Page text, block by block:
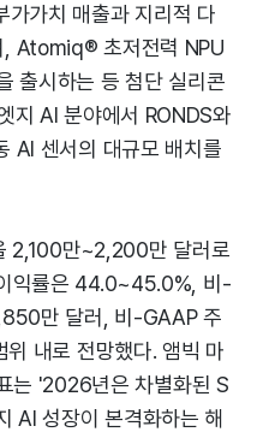
가가치 매출과 지리적 다
, Atomiq® 초저전력 NPU
출시하는 등 첨단 실리콘
지 AI 분야에서 RONDS와
AI 센서의 대규모 배치를
2,100만~2,200만 달러로
익률은 44.0~45.0%, 비-
만 달러, 비-GAAP 주
내로 전망했다. 앰빅 마
는 '2026년은 차별화된 S
AI 성장이 본격화하는 해